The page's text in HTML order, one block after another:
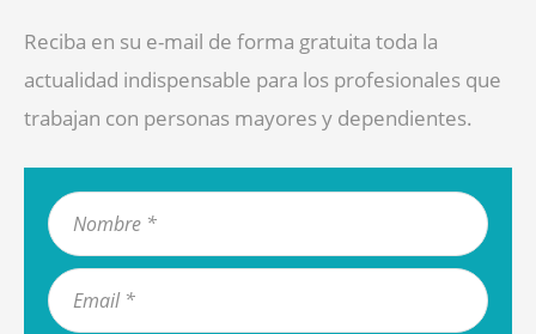
Reciba en su e-mail de forma gratuita toda la
actualidad indispensable para los profesionales que
trabajan con personas mayores y dependientes.